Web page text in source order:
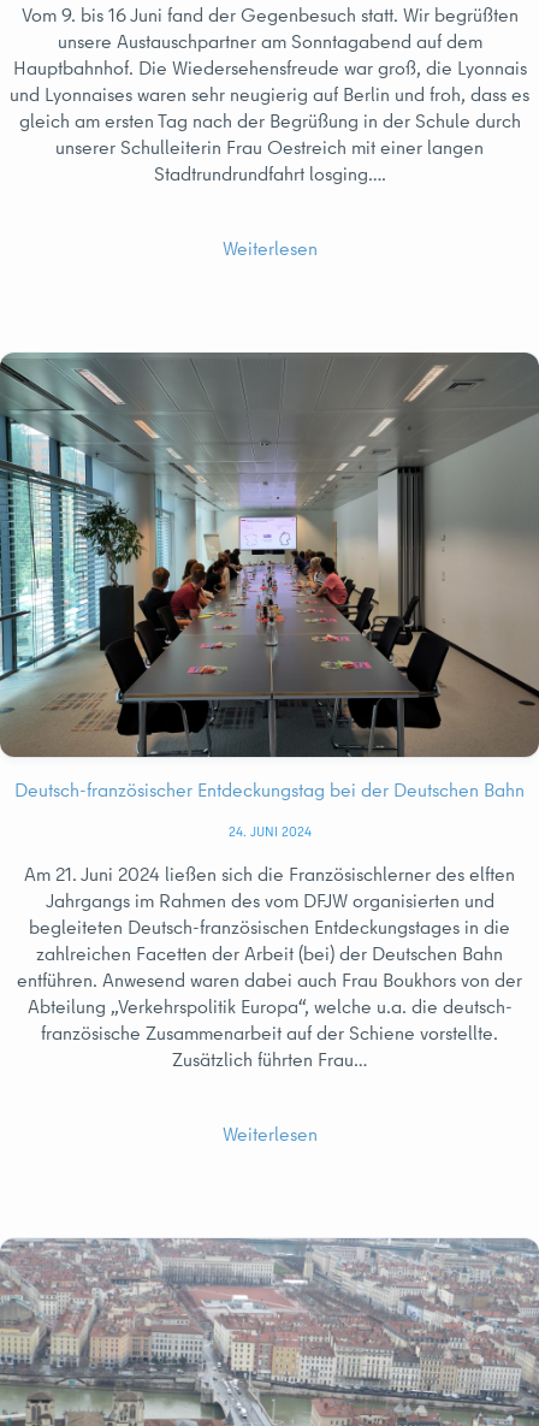
Vom 9. bis 16 Juni fand der Gegenbesuch statt. Wir begrüßten
unsere Austauschpartner am Sonntagabend auf dem
Hauptbahnhof. Die Wiedersehensfreude war groß, die Lyonnais
und Lyonnaises waren sehr neugierig auf Berlin und froh, dass es
gleich am ersten Tag nach der Begrüßung in der Schule durch
unserer Schulleiterin Frau Oestreich mit einer langen
Stadtrundrundfahrt losging….
Weiterlesen
Deutsch-französischer Entdeckungstag bei der Deutschen Bahn
24. JUNI 2024
Am 21. Juni 2024 ließen sich die Französischlerner des elften
Jahrgangs im Rahmen des vom DFJW organisierten und
begleiteten Deutsch-französischen Entdeckungstages in die
zahlreichen Facetten der Arbeit (bei) der Deutschen Bahn
entführen. Anwesend waren dabei auch Frau Boukhors von der
Abteilung „Verkehrspolitik Europa“, welche u.a. die deutsch-
französische Zusammenarbeit auf der Schiene vorstellte.
Zusätzlich führten Frau…
Weiterlesen